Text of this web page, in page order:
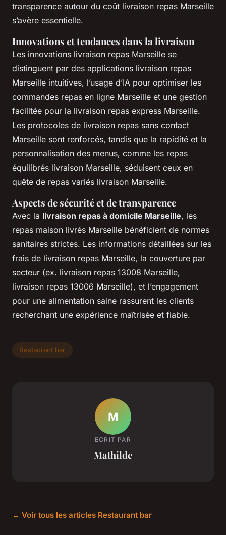
transparence autour du coût livraison repas Marseille
s’avère essentielle.
Innovations et tendances dans la livraison
Les innovations livraison repas Marseille se
distinguent par des applications livraison repas
Marseille intuitives, l’usage d’IA pour optimiser les
commandes repas en ligne Marseille et une gestion
facilitée pour la livraison repas express Marseille.
Les protocoles de livraison repas sans contact
Marseille sont renforcés, tandis que la rapidité et la
personnalisation des menus, comme les repas
équilibrés livraison Marseille, séduisent ceux en
quête de repas variés livraison Marseille.
Aspects de sécurité et de transparence
Avec la livraison repas à domicile Marseille, les
repas maison livrés Marseille bénéficient de normes
sanitaires strictes. Les informations détaillées sur les
frais de livraison repas Marseille, la couverture par
secteur (ex. livraison repas 13008 Marseille,
livraison repas 13006 Marseille), et l’engagement
pour une alimentation saine rassurent les clients
recherchant une expérience maîtrisée et fiable.
Restaurant bar
M
ECRIT PAR
Mathilde
← Voir tous les articles Restaurant bar